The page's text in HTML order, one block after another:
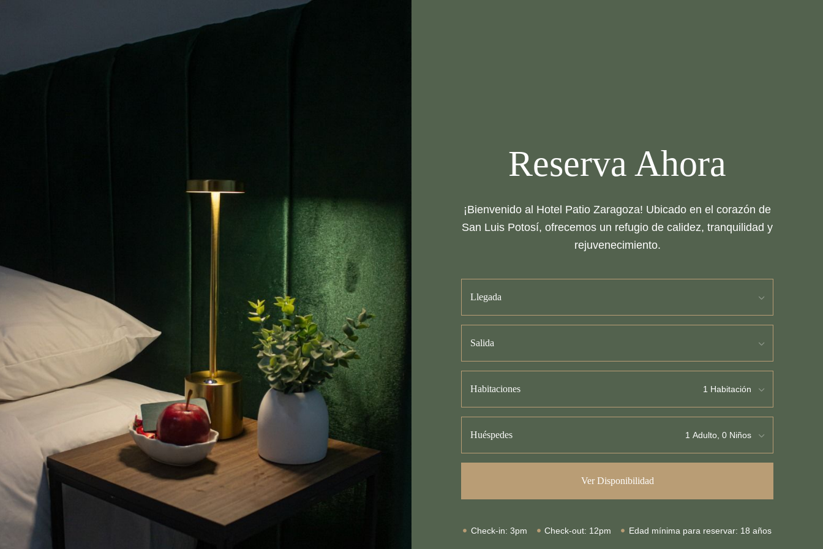
Reserva Ahora
¡Bienvenido al Hotel Patio Zaragoza! Ubicado en el corazón de
San Luis Potosí, ofrecemos un refugio de calidez, tranquilidad y
rejuvenecimiento.
Llegada
Salida
Habitaciones
Huéspedes
Ver Disponibilidad
Check-in: 3pm Check-out: 12pm Edad mínima para reservar: 18 años